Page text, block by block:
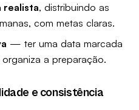
realista, distribuindo as
com metas claras.
— ter uma data marcada
a preparação.
e consistência